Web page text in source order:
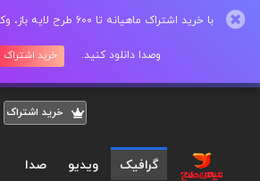
با خرید اشتراک ماهیانه
وصدا دانلود کنید. خرید اشتراک
خريد اشتراک
گرافیک ویدیو صدا